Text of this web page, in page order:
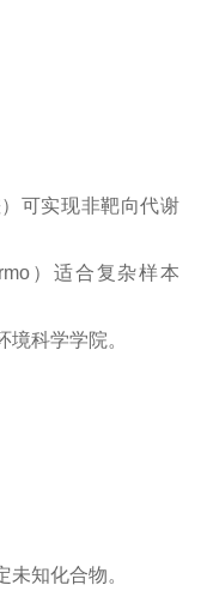
可实现非靶向代谢
）适合复杂样本
科学学院。
知化合物。